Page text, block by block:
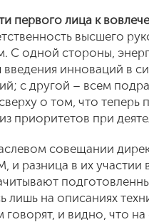
первого лица к
высшего
С одной стороны,
инноваций в
с другой – всем
о том, что
приоритетов при
совещании
и разница в их
лишь на описаниях
и видно, что